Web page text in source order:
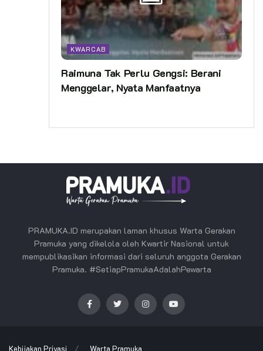
KWARCAB
Raimuna Tak Perlu Gengsi: Berani
Menggelar, Nyata Manfaatnya
PRAMUKA.ID merupakan laman khusus Warta Gerakan
Pramuka yang dikelola oleh Kwartir Nasional untuk
mempublikasikan informasi dari seluruh anggota Gerakan
Pramuka. #SetiapPramukaAdalahPewarta
Kebijakan Privasi Warta Pramuka